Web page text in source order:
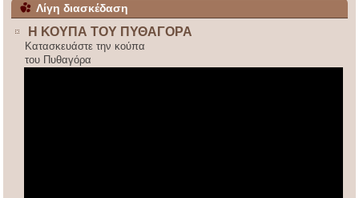
Λίγη διασκέδαση
Η ΚΟΥΠΑ ΤΟΥ ΠΥΘΑΓΟΡΑ
Κατασκευάστε την κούπα
του Πυθαγόρα